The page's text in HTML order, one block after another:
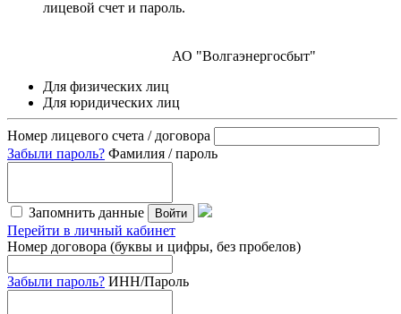
лицевой счет и пароль.
АО "Волгаэнергосбыт"
Для физических лиц
Для юридических лиц
Номер лицевого счета / договора
Забыли пароль? Фамилия / пароль
Запомнить данные Войти
Перейти в личный кабинет
Номер договора (буквы и цифры, без пробелов)
Забыли пароль? ИНН/Пароль